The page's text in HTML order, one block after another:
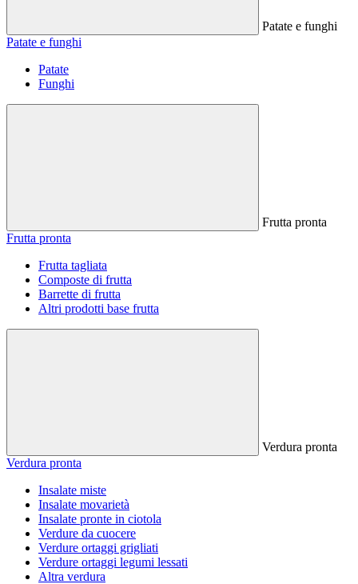
Patate e funghi
Patate e funghi
Patate
Funghi
Frutta pronta
Frutta pronta
Frutta tagliata
Composte di frutta
Barrette di frutta
Altri prodotti base frutta
Verdura pronta
Verdura pronta
Insalate miste
Insalate movarietà
Insalate pronte in ciotola
Verdure da cuocere
Verdure ortaggi grigliati
Verdure ortaggi legumi lessati
Altra verdura